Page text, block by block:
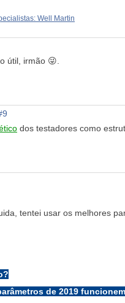
Well Martin
útil, irmão 😜.
dos testadores como
tentei usar os melhores
de 2019